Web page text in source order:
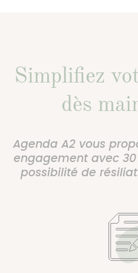
Simplifiez
dès
Agenda A2 vous
engagement avec
possibilité de